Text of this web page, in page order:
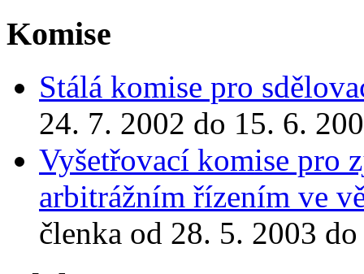
Komise
Stálá komise pro
24. 7. 2002 do 15. 6.
Vyšetřovací komise pro
arbitrážním řízením ve
členka od 28. 5. 2003